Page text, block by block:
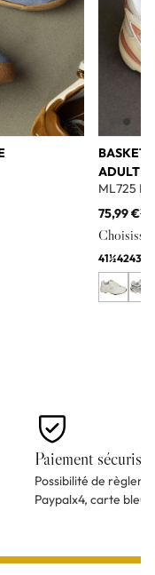
ADULTE
ML725
75,99 €
41½4243
Paiement sécurisé
Possibilité de
Paypalx4, carte